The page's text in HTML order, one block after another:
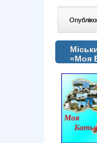
«Моя